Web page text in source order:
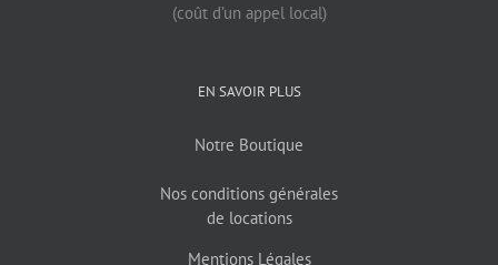
(coût d’un appel local)
EN SAVOIR PLUS
Notre Boutique
Nos conditions générales
de locations
Mentions Légales